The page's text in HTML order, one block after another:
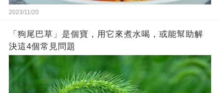
2023/11/20
「狗尾巴草」是個寶，用它來煮水喝，或能幫助解
決這4個常見問題